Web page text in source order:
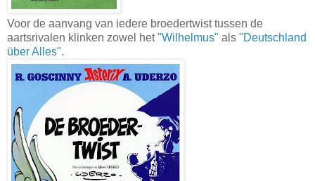
Voor de aanvang van iedere broedertwist tussen de
aartsrivalen klinken zowel het"Wilhelmus" als "Deutschland
über Alles".